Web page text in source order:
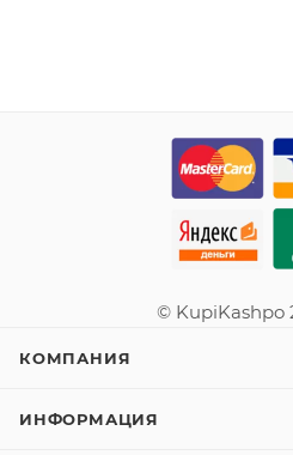
© KupiKashpo
КОМПАНИЯ
ИНФОРМАЦИЯ